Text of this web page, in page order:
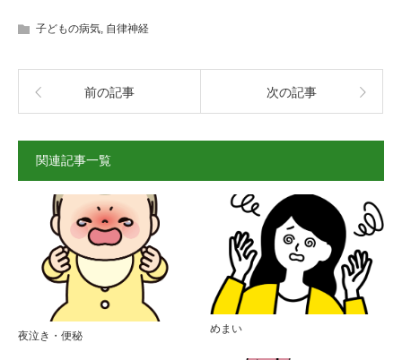
子どもの病気 自律神経
前の記事 次の記事
関連記事一覧
夜泣き・便秘
めまい